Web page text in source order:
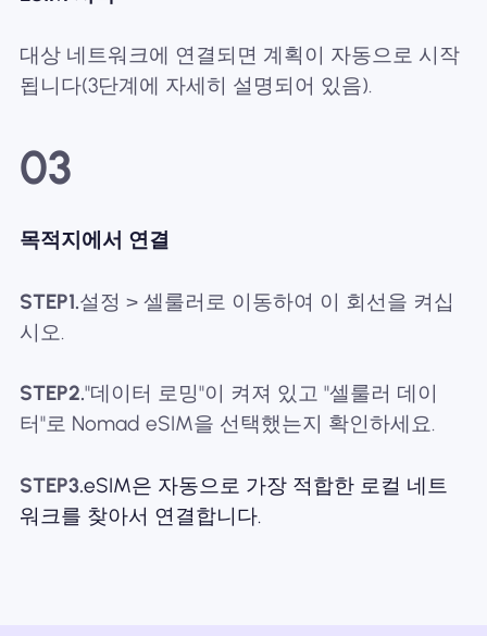
대상 네트워크에 연결되면 계획이 자동으로 시작
됩니다(3단계에 자세히 설명되어 있음).
03
목적지에서 연결
STEP1.설정 > 셀룰러로 이동하여 이 회선을 켜십
시오.
STEP2."데이터 로밍"이 켜져 있고 "셀룰러 데이
터"로 Nomad eSIM을 선택했는지 확인하세요.
STEP3.eSIM은 자동으로 가장 적합한 로컬 네트
워크를 찾아서 연결합니다.